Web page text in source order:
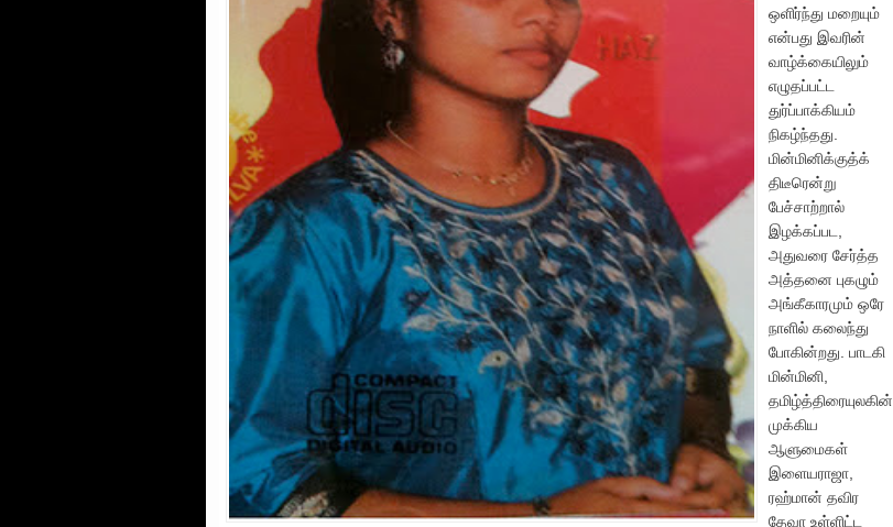
ஒளிர்ந்து மறையும்
என்பது இவரின்
வாழ்க்கையிலும்
எழுதப்பட்ட
துர்ப்பாக்கியம்
நிகழ்ந்தது.
மின்மினிக்குத்க்
திடீரென்று
பேச்சாற்றால்
இழக்கப்பட,
அதுவரை சேர்த்த
அத்தனை புகழும்
அங்கீகாரமும் ஒரே
நாளில் கலைந்து
போகின்றது. பாடகி
மின்மினி,
தமிழ்த்திரையுலகின்
முக்கிய
ஆளுமைகள்
இளையராஜா,
ரஹ்மான் தவிர
தேவா உள்ளிட்ட